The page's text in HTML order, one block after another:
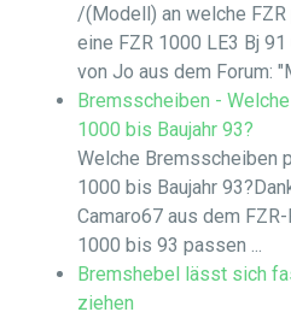
/(Modell) an welche
eine FZR 1000 LE3 Bj
von Jo aus dem Forum:
Bremsscheiben -
1000 bis Baujahr 93?
Welche Bremsscheiben
1000 bis Baujahr
Camaro67 aus dem
1000 bis 93 passen ...
Bremshebel lässt sich
ziehen